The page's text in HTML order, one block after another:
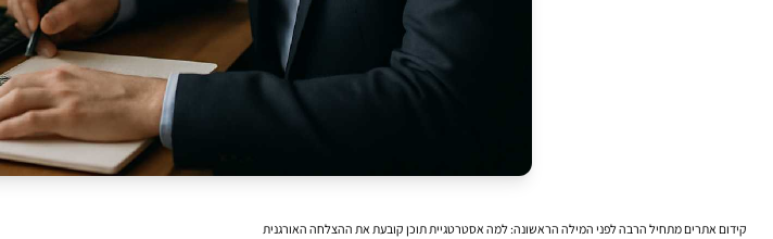
קידום אתרים מתחיל הרבה לפני המילה הראשונה: למה אסטרטגיית תוכן קובעת את ההצלחה האורגנית